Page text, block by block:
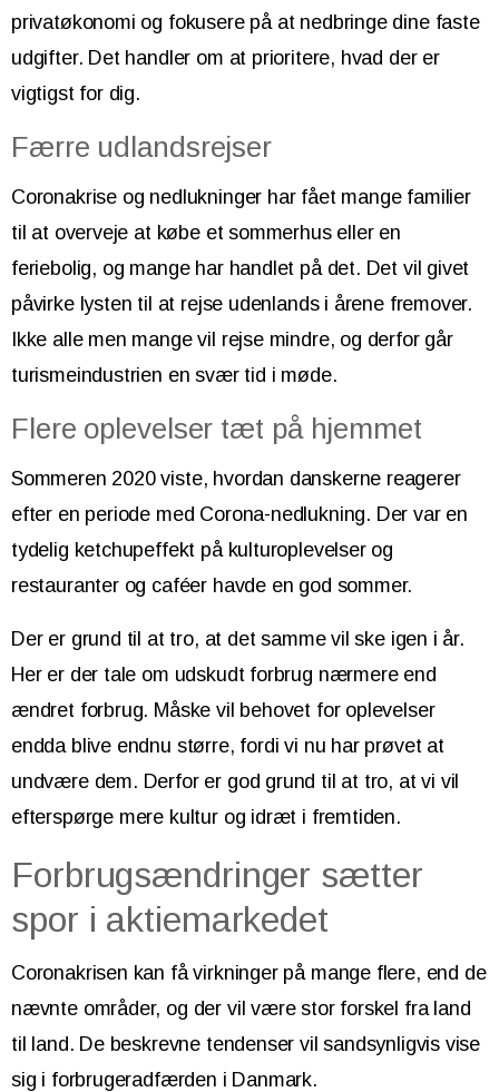
privatøkonomi og fokusere på at nedbringe dine faste
udgifter. Det handler om at prioritere, hvad der er
vigtigst for dig.
Færre udlandsrejser
Coronakrise og nedlukninger har fået mange familier
til at overveje at købe et sommerhus eller en
feriebolig, og mange har handlet på det. Det vil givet
påvirke lysten til at rejse udenlands i årene fremover.
Ikke alle men mange vil rejse mindre, og derfor går
turismeindustrien en svær tid i møde.
Flere oplevelser tæt på hjemmet
Sommeren 2020 viste, hvordan danskerne reagerer
efter en periode med Corona-nedlukning. Der var en
tydelig ketchupeffekt på kulturoplevelser og
restauranter og caféer havde en god sommer.
Der er grund til at tro, at det samme vil ske igen i år.
Her er der tale om udskudt forbrug nærmere end
ændret forbrug. Måske vil behovet for oplevelser
endda blive endnu større, fordi vi nu har prøvet at
undvære dem. Derfor er god grund til at tro, at vi vil
efterspørge mere kultur og idræt i fremtiden.
Forbrugsændringer sætter
spor i aktiemarkedet
Coronakrisen kan få virkninger på mange flere, end de
nævnte områder, og der vil være stor forskel fra land
til land. De beskrevne tendenser vil sandsynligvis vise
sig i forbrugeradfærden i Danmark.